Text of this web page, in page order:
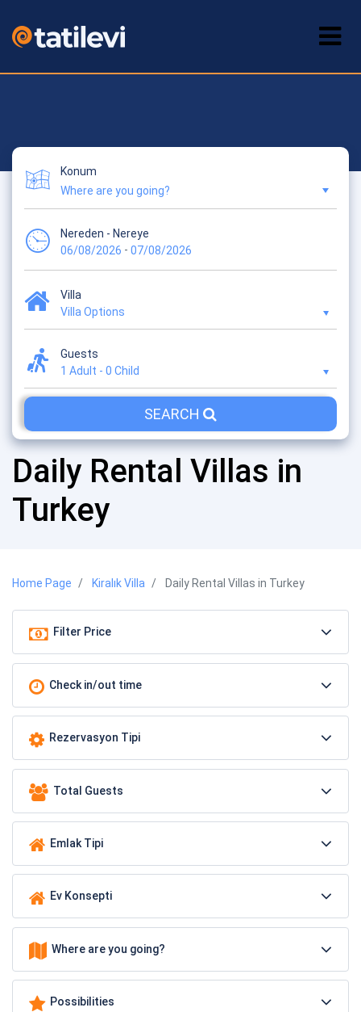
Konum
Nereden - Nereye
06/08/2026 - 07/08/2026
Villa
Villa Options
Guests
1 Adult - 0 Child
SEARCH
Daily Rental Villas in
Turkey
Home Page Kiralık Villa Daily Rental Villas in Turkey
Filter Price
Check in/out time
Rezervasyon Tipi
Total Guests
Emlak Tipi
Ev Konsepti
Where are you going?
Possibilities